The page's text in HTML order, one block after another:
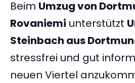
Beim Umzug von
Rovaniemi unterstützt
Steinbach aus
stressfrei und gut
neuen Viertel